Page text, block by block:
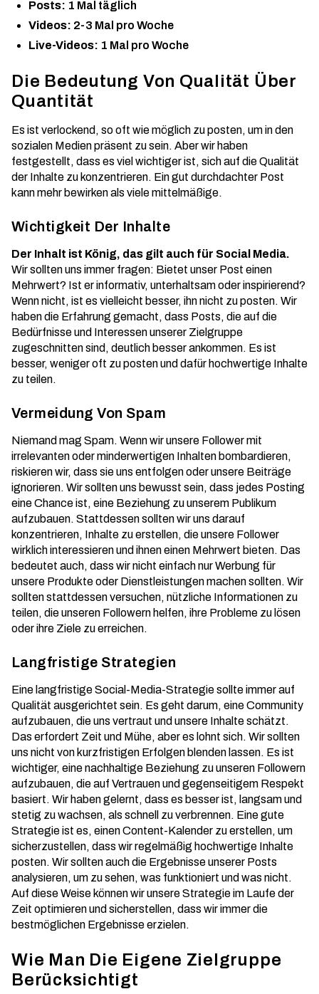
Posts: 1 Mal täglich
Videos: 2-3 Mal pro Woche
Live-Videos: 1 Mal pro Woche
Die Bedeutung Von Qualität Über
Quantität
Es ist verlockend, so oft wie möglich zu posten, um in den
sozialen Medien präsent zu sein. Aber wir haben
festgestellt, dass es viel wichtiger ist, sich auf die Qualität
der Inhalte zu konzentrieren. Ein gut durchdachter Post
kann mehr bewirken als viele mittelmäßige.
Wichtigkeit Der Inhalte
Der Inhalt ist König, das gilt auch für Social Media.
Wir sollten uns immer fragen: Bietet unser Post einen
Mehrwert? Ist er informativ, unterhaltsam oder inspirierend?
Wenn nicht, ist es vielleicht besser, ihn nicht zu posten. Wir
haben die Erfahrung gemacht, dass Posts, die auf die
Bedürfnisse und Interessen unserer Zielgruppe
zugeschnitten sind, deutlich besser ankommen. Es ist
besser, weniger oft zu posten und dafür hochwertige Inhalte
zu teilen.
Vermeidung Von Spam
Niemand mag Spam. Wenn wir unsere Follower mit
irrelevanten oder minderwertigen Inhalten bombardieren,
riskieren wir, dass sie uns entfolgen oder unsere Beiträge
ignorieren. Wir sollten uns bewusst sein, dass jedes Posting
eine Chance ist, eine Beziehung zu unserem Publikum
aufzubauen. Stattdessen sollten wir uns darauf
konzentrieren, Inhalte zu erstellen, die unsere Follower
wirklich interessieren und ihnen einen Mehrwert bieten. Das
bedeutet auch, dass wir nicht einfach nur Werbung für
unsere Produkte oder Dienstleistungen machen sollten. Wir
sollten stattdessen versuchen, nützliche Informationen zu
teilen, die unseren Followern helfen, ihre Probleme zu lösen
oder ihre Ziele zu erreichen.
Langfristige Strategien
Eine langfristige Social-Media-Strategie sollte immer auf
Qualität ausgerichtet sein. Es geht darum, eine Community
aufzubauen, die uns vertraut und unsere Inhalte schätzt.
Das erfordert Zeit und Mühe, aber es lohnt sich. Wir sollten
uns nicht von kurzfristigen Erfolgen blenden lassen. Es ist
wichtiger, eine nachhaltige Beziehung zu unseren Followern
aufzubauen, die auf Vertrauen und gegenseitigem Respekt
basiert. Wir haben gelernt, dass es besser ist, langsam und
stetig zu wachsen, als schnell zu verbrennen. Eine gute
Strategie ist es, einenContent-Kalender zu erstellen, um
sicherzustellen, dass wir regelmäßig hochwertige Inhalte
posten. Wir sollten auch die Ergebnisse unserer Posts
analysieren, um zu sehen, was funktioniert und was nicht.
Auf diese Weise können wir unsere Strategie im Laufe der
Zeit optimieren und sicherstellen, dass wir immer die
bestmöglichen Ergebnisse erzielen.
Wie Man Die Eigene Zielgruppe
Berücksichtigt